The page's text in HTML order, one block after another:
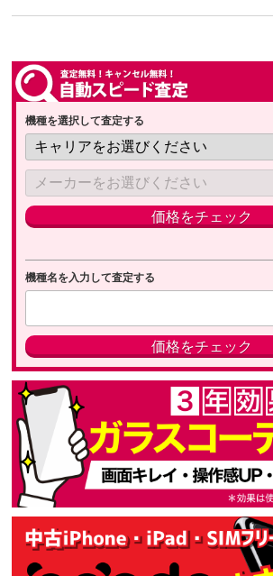
機種を選択して査定する
機種名を入力して査定する